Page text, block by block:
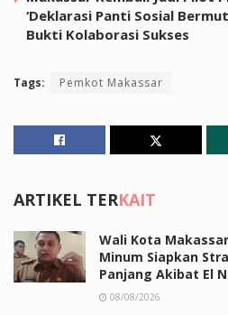
‘Deklarasi Panti Sosial
Bukti Kolaborasi Sukses
Tags: Pemkot Makassar
ARTIKEL TERKAIT
Wali Kota
Minum Siapkan
Panjang Akibat El
08/08/2026